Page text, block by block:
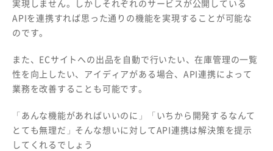
実現しません。しかしそれぞれのサービスが公開している
APIを連携すれば思った通りの機能を実現することが可能な
のです。
また、ECサイトへの出品を自動で行いたい、在庫管理の一覧
性を向上したい、アイディアがある場合、API連携によって
業務を改善することも可能です。
「あんな機能があればいいのに」「いちから開発するなんて
とても無理だ」そんな想いに対してAPI連携は解決策を提示
してくれるでしょう